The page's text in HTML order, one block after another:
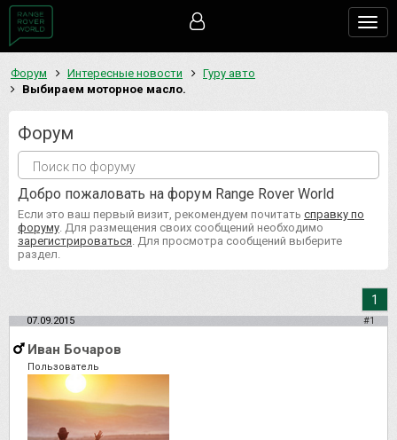
Форум Интересные новости
Гуру авто
Выбираем моторное масло.
Форум
Добро пожаловать на форум Range Rover World
Если это ваш первый визит, рекомендуем почитать справку по
форуму . Для размещения своих сообщений необходимо
зарегистрироваться . Для просмотра сообщений выберите
раздел.
1
07.09.2015 #1
Иван Бочаров
Пользователь